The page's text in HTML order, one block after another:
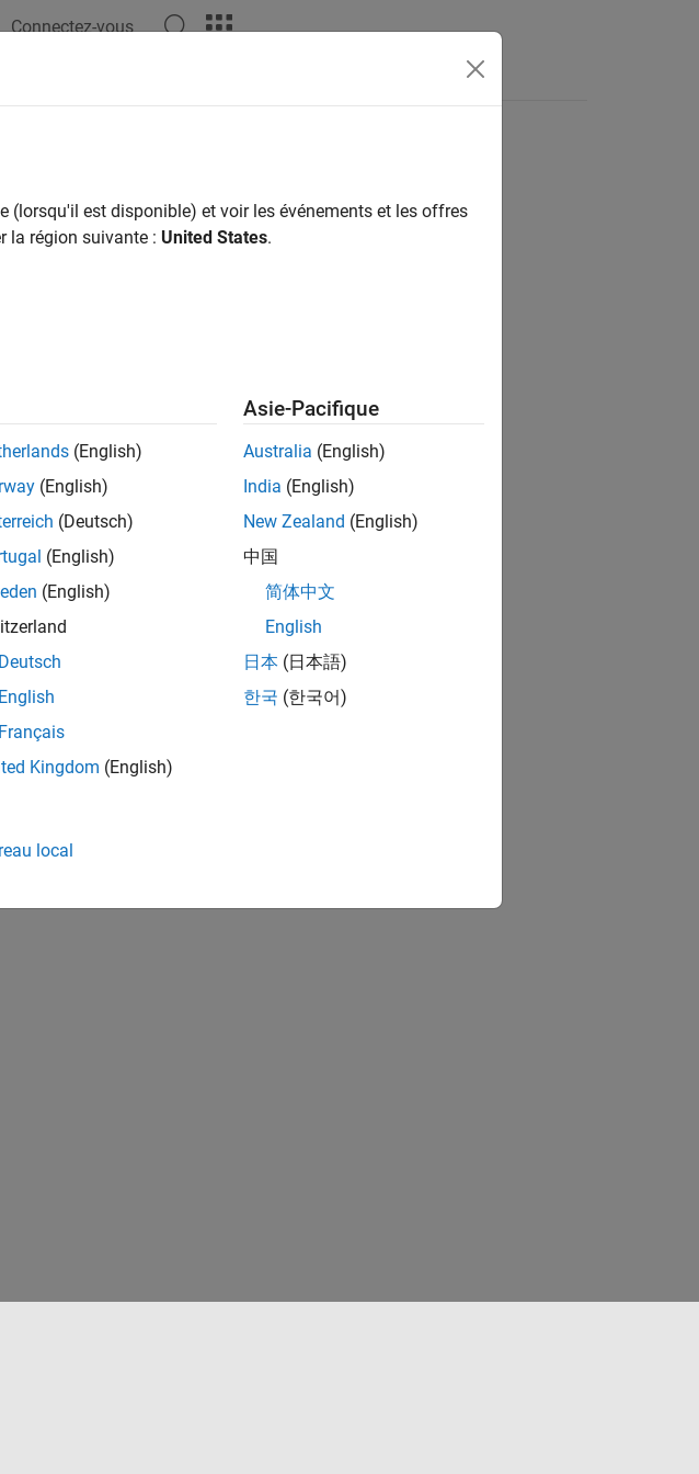
Connectez-vous
How useful was this information?
(lorsqu'il est disponible) et voir les événements et les offres
la région suivante : United States.
(English)
(English)
(Deutsch)
(English)
(English)
Deutsch
English
Français
Kingdom (English)
Asie-Pacifique
Australia (English)
India (English)
New Zealand (English)
中国
简体中文
English
日本 (日本語)
한국 (한국어)
local